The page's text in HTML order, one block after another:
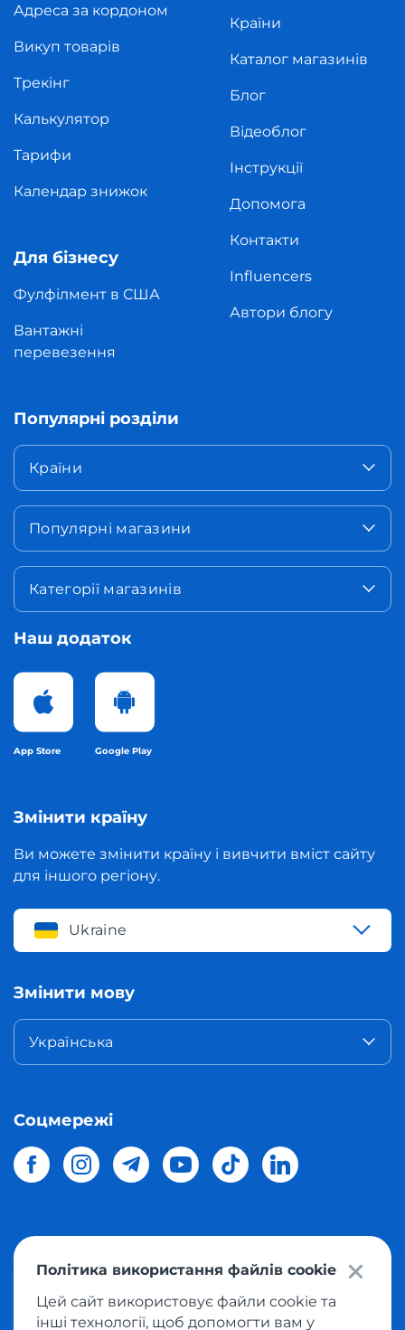
Адреса за кордоном
Викуп товарів
Трекінг
Калькулятор
Тарифи
Календар знижок
Для бізнесу
Фулфілмент в США
Вантажні
перевезення
Країни
Каталог магазинів
Блог
Відеоблог
Інструкції
Допомога
Контакти
Influencers
Автори блогу
Популярні розділи
Країни
Популярні магазини
Категорії магазинів
Наш додаток
App Store Google Play
Змінити країну
Ви можете змінити країну і вивчити вміст сайту
для іншого регіону.
Ukraine
Змінити мову
Українська
Соцмережі
магазинів світу в Україну.Всі права захищені
Політика конфіденційності
Політика використання файлів cookie
Цей сайт використовує файли cookie та
інші технології, щоб допомогти вам у